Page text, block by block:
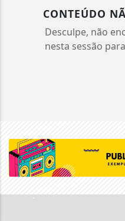
CONTEÚDO
Desculpe, não
nesta sessão